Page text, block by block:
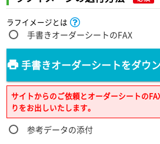
ラフイメージとは
手書きオーダーシートのFAX
手書きオーダーシートをダウ
サイトからのご依頼とオーダーシートの
りをお出しいたします。
参考データの添付